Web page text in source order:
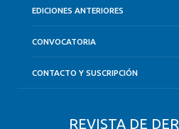
EDICIONES ANTERIORES
CONVOCATORIA
CONTACTO Y SUSCRIPCIÓN
REVISTA DE